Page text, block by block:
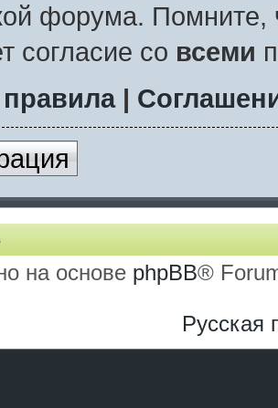
форума.
согласие со всеми
|
на основе phpBB®
Русская